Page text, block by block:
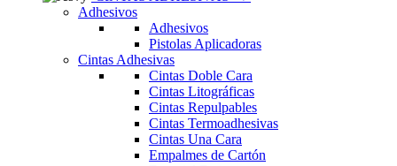
Adhesivos
Adhesivos
Pistolas Aplicadoras
Cintas Adhesivas
Cintas Doble Cara
Cintas Litográficas
Cintas Repulpables
Cintas Termoadhesivas
Cintas Una Cara
Empalmes de Cartón